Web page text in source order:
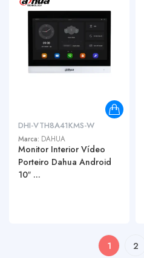
DHI-VTH8A41KMS-W
Marca: DAHUA
Monitor Interior Vídeo
Porteiro Dahua Android
10″ ...
1 2